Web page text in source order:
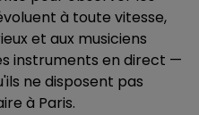
à toute vitesse,
et aux musiciens
instruments en direct —
ne disposent pas
à Paris.